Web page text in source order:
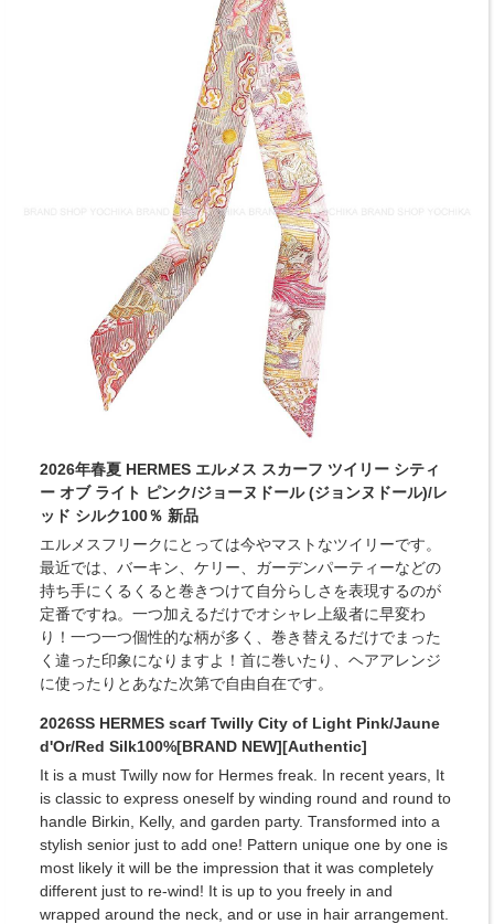
2026年春夏 HERMES エルメス スカーフ ツイリー シティ
ー オブ ライト ピンク/ジョーヌドール (ジョンヌドール)/レ
ッド シルク100％ 新品
エルメスフリークにとっては今やマストなツイリーです。
最近では、バーキン、ケリー、ガーデンパーティーなどの
持ち手にくるくると巻きつけて自分らしさを表現するのが
定番ですね。一つ加えるだけでオシャレ上級者に早変わ
り！一つ一つ個性的な柄が多く、巻き替えるだけでまった
く違った印象になりますよ！首に巻いたり、ヘアアレンジ
に使ったりとあなた次第で自由自在です。
2026SS HERMES scarf Twilly City of Light Pink/Jaune
d'Or/Red Silk100%[BRAND NEW][Authentic]
It is a must Twilly now for Hermes freak. In recent years, It
is classic to express oneself by winding round and round to
handle Birkin, Kelly, and garden party. Transformed into a
stylish senior just to add one! Pattern unique one by one is
most likely it will be the impression that it was completely
different just to re-wind! It is up to you freely in and
wrapped around the neck, and or use in hair arrangement.